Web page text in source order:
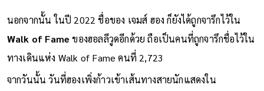
นอกจากนั้น ในปี 2022 ชื่อของ เจมส์ ฮอง ก็ยังได้ถูกจารึกไว้ใน
Walk of Fame ของฮอลลีวูดอีกด้วย ถือเป็นคนที่ถูกจารึกชื่อไว้ใน
ทางเดินแห่ง Walk of Fame คนที่ 2,723
จากวันนั้น วันที่ฮองเพิ่งก้าวเข้าเส้นทางสายนักแสดงใน